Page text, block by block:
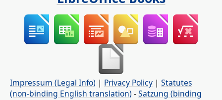
Impressum (Legal Info) | Privacy Policy | Statutes
(non-binding English translation) -Satzung (binding